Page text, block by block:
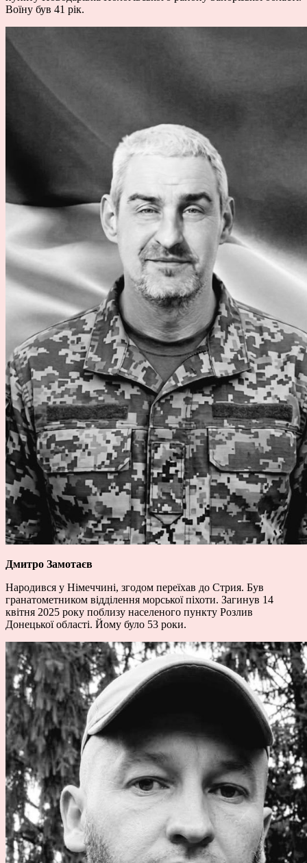
Воїну був 41 рік.
Дмитро Замотаєв
Народився у Німеччині, згодом переїхав до Стрия. Був
гранатометником відділення морської піхоти. Загинув 14
квітня 2025 року поблизу населеного пункту Розлив
Донецької області. Йому було 53 роки.